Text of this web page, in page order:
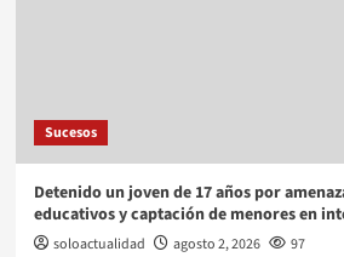
Sucesos
Detenido un joven de 17 años por
educativos y captación de menores en
soloactualidad agosto 2, 2026 97